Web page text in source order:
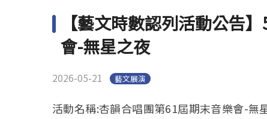
【藝文時數認列活動公告
會-無星之夜
2026-05-21 藝文展演
活動名稱:杏韻合唱團第61屆期末音樂會-無